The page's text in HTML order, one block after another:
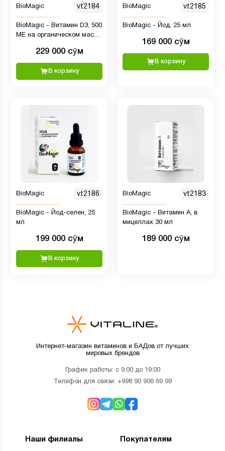
BioMagic vt2184
BioMagic - Витамин D3, 500
ME на органическом масле
229 000 сӯм
В корзину
BioMagic vt2185
BioMagic - Йод, 25 мл
169 000 сӯм
В корзину
BioMagic vt2186
BioMagic - Йод-селен, 25
мл
199 000 сӯм
В корзину
BioMagic vt2183
BioMagic - Витамин А, в
мицеллах 30 мл
189 000 сӯм
Интернет-магазин витаминов и БАДов от лучших
мировых брендов
График работы: с 9:00 до 19:00
Телефон для связи: +998 90 906 69 99
Наши филиалы Покупателям